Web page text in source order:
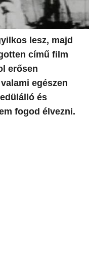
lesz, majd
című film
erősen
egészen
és
fogod élvezni.